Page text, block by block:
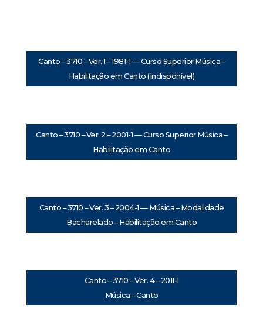
Canto – 3710 – Ver. 1 – 1981-1 — Curso Superior Música –
Habilitação em Canto (Indisponível)
Canto – 3710 – Ver. 2 – 2001-1 — Curso Superior Música –
Habilitação em Canto
Canto – 3710 – Ver. 3 – 2004-1 — Música – Modalidade
Bacharelado – Habilitação em Canto
Canto – 3710 – Ver. 4 – 2011-1
Música – Canto